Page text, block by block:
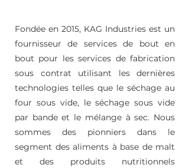
Fondée en 2015, KAG Industries est un
fournisseur de services de bout en
bout pour les services de fabrication
sous contrat utilisant les dernières
technologies telles que le séchage au
four sous vide, le séchage sous vide
par bande et le mélange à sec. Nous
sommes des pionniers dans le
segment des aliments à base de malt
et des produits nutritionnels